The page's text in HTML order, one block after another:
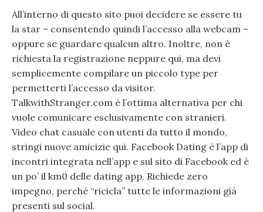
All’interno di questo sito puoi decidere se essere tu
la star – consentendo quindi l’accesso alla webcam –
oppure se guardare qualcun altro. Inoltre, non è
richiesta la registrazione neppure qui, ma devi
semplicemente compilare un piccolo type per
permetterti l’accesso da visitor.
TalkwithStranger.com è l’ottima alternativa per chi
vuole comunicare esclusivamente con stranieri.
Video chat casuale con utenti da tutto il mondo,
stringi nuove amicizie qui. Facebook Dating è l’app di
incontri integrata nell’app e sul sito di Facebook ed è
un po’ il km0 delle dating app. Richiede zero
impegno, perché “ricicla” tutte le informazioni già
presenti sul social.